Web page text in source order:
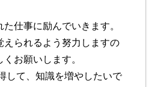
仕事に励んでいきます。
えられるよう努力しますの
お願いします。
して、知識を増やしたいで